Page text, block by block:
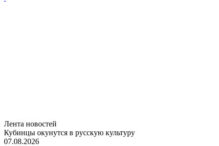
Лента новостей
Кубинцы окунутся в русскую культуру
07.08.2026